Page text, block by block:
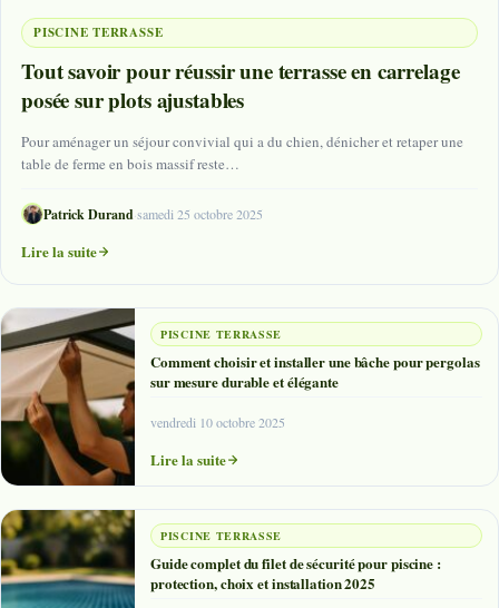
PISCINE TERRASSE
Tout savoir pour réussir une terrasse en carrelage
posée sur plots ajustables
Pour aménager un séjour convivial qui a du chien, dénicher et retaper une
table de ferme en bois massif reste…
Patrick Durand·samedi 25 octobre 2025
Lire la suite
PISCINE TERRASSE
Comment choisir et installer une bâche pour pergolas
sur mesure durable et élégante
vendredi 10 octobre 2025
Lire la suite
PISCINE TERRASSE
Guide complet du filet de sécurité pour piscine :
protection, choix et installation 2025